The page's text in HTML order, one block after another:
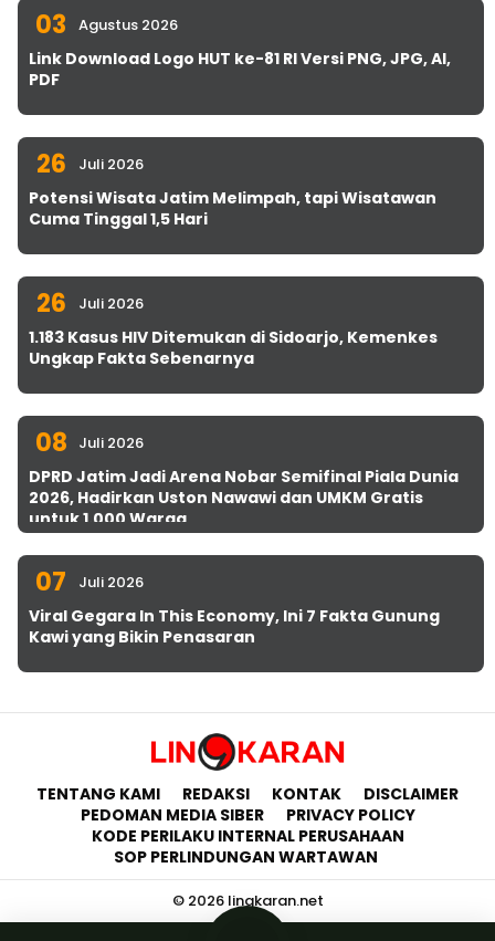
03 Agustus 2026
Link Download Logo HUT ke-81 RI Versi PNG, JPG, AI,
PDF
26 Juli 2026
Potensi Wisata Jatim Melimpah, tapi Wisatawan
Cuma Tinggal 1,5 Hari
26 Juli 2026
1.183 Kasus HIV Ditemukan di Sidoarjo, Kemenkes
Ungkap Fakta Sebenarnya
08 Juli 2026
DPRD Jatim Jadi Arena Nobar Semifinal Piala Dunia
2026, Hadirkan Uston Nawawi dan UMKM Gratis
untuk 1.000 Warga
07 Juli 2026
Viral Gegara In This Economy, Ini 7 Fakta Gunung
Kawi yang Bikin Penasaran
TENTANG KAMI REDAKSI KONTAK
DISCLAIMER
PEDOMAN MEDIA SIBER
PRIVACY POLICY
KODE PERILAKU INTERNAL PERUSAHAAN
SOP PERLINDUNGAN WARTAWAN
© 2026 lingkaran.net